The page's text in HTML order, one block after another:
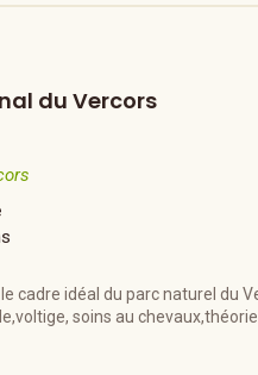
du Vercors
cadre idéal du parc naturel du
soins au